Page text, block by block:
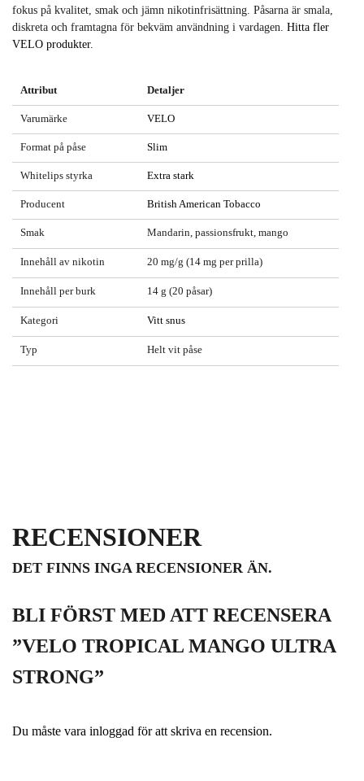
fokus på kvalitet, smak och jämn nikotinfrisättning. Påsarna är smala,
diskreta och framtagna för bekväm användning i vardagen. Hitta fler
VELO produkter.
Attribut Detaljer
Varumärke VELO
Format på påse Slim
Whitelips styrka Extra stark
Producent British American Tobacco
Smak Mandarin, passionsfrukt, mango
Innehåll av nikotin 20 mg/g (14 mg per prilla)
Innehåll per burk 14 g (20 påsar)
Kategori Vitt snus
Typ Helt vit påse
RECENSIONER
DET FINNS INGA RECENSIONER ÄN.
BLI FÖRST MED ATT RECENSERA
”VELO TROPICAL MANGO ULTRA
STRONG”
Du måste vara inloggad för att skriva en recension.